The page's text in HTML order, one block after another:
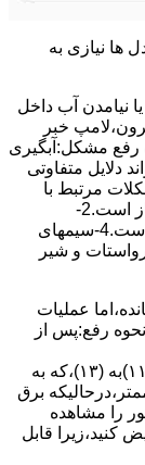
ها ﻧﯿﺎزی ﺑﻪ
یا نیامدن آب داخل
ﺧﺒﺮ
رﻓﻊ مشکل:آبگیری
دلایل متفاوتی
مرتبط با
آبگیری لباسشویی مراجعه کنید.1-درب ﻣﺎﺷﯿﻦ ﺑﺎز اﺳﺖ.2-
ﻣﯿﮑﺮوﺳﻮﺋﯿﭻ ﺧﺮاب اﺳﺖ.3-ﻫﯿﺪرواﺳﺘﺎت ﺧﺮاب اﺳﺖ.4-سیمهای
و ﺷﯿﺮ
ﻋﻤﻠﯿﺎت
اﺳﺖ.نحوه رﻓﻊ:ﭘﺲ از
ﻫﯿﺪرواﺳﺘﺎت،میبایست ﮐﻨﺘﺎﮐﺖ ﻣﺸﺘﺮک شماره (۱۱)به (۱۳)،ﮐﻪ ﺑﻪ
ﺑﺮق
را ﻣﺸﺎﻫﺪه
ﮐﻨﯿﺪ،زﯾﺮا قابل